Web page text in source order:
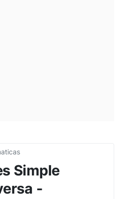
Simple
-